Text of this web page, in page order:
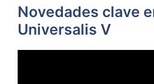
Novedades clave
Universalis V